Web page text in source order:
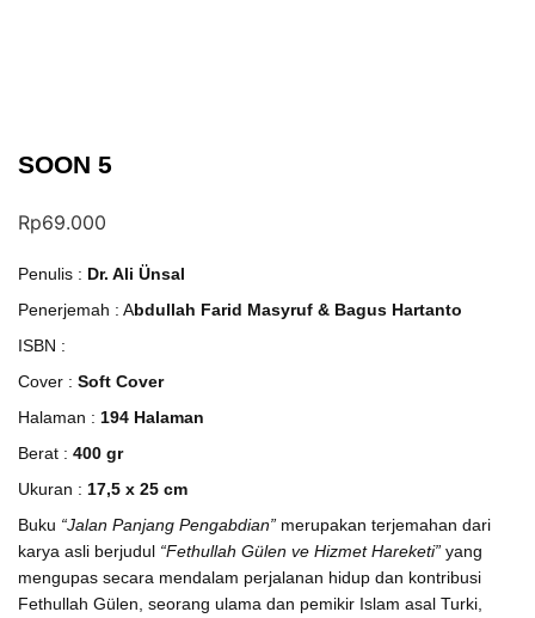
SOON 5
Rp69.000
Penulis : Dr. Ali Ünsal
Penerjemah : Abdullah Farid Masyruf & Bagus Hartanto
ISBN :
Cover : Soft Cover
Halaman : 194 Halaman
Berat : 400 gr
Ukuran : 17,5 x 25 cm
Buku “Jalan Panjang Pengabdian” merupakan terjemahan dari
karya asli berjudul “Fethullah Gülen ve Hizmet Hareketi” yang
mengupas secara mendalam perjalanan hidup dan kontribusi
Fethullah Gülen, seorang ulama dan pemikir Islam asal Turki,